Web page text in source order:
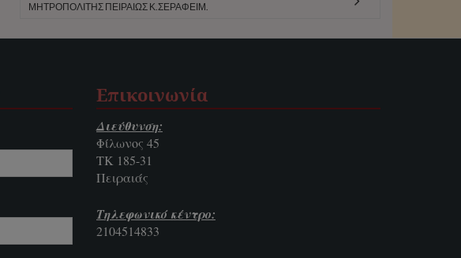
ΜΗΤΡΟΠΟΛΊΤΗΣ ΠΕΙΡΑΙΏΣ Κ.ΣΕΡΑΦΕΊΜ.
Επικοινωνία
Διεύθυνση:
Φίλωνος 45
ΤΚ 185-31
Πειραιάς
Τηλεφωνικό κέντρο:
2104514833